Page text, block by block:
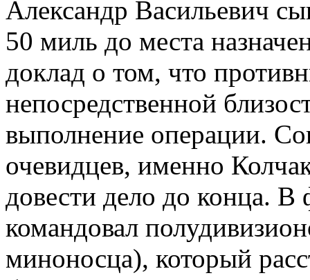
Александр Васильевич
50 миль до места
доклад о том, что
непосредственной
выполнение операции.
очевидцев, именно
довести дело до конца. В
командовал
миноносца), который